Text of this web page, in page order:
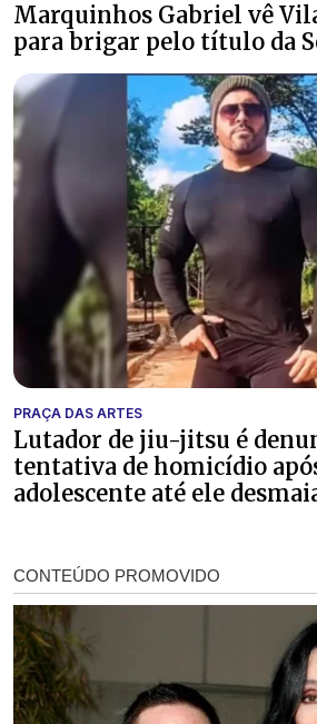
Marquinhos Gabriel vê
para brigar pelo título da
PRAÇA DAS ARTES
Lutador de jiu-jitsu é
tentativa de homicídio
adolescente até ele